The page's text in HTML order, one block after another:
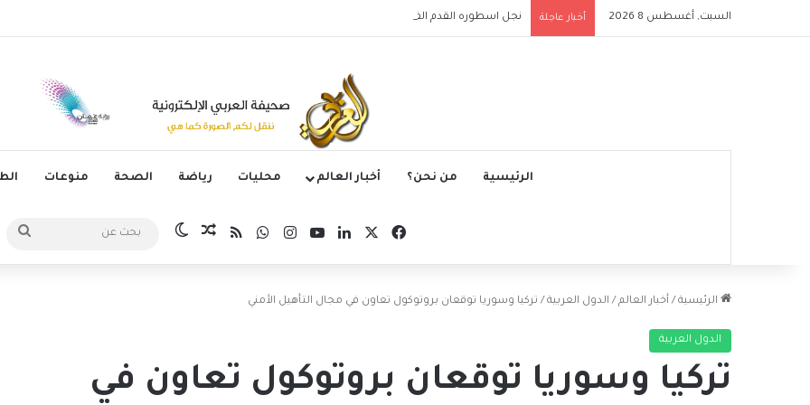
السبت, أغسطس 8 2026 أخبار عاجلة نجل اسطوره القدم الفرنسيه زيدان لوكا يتعاقد مع نادي ليغانيس
الرئيسية من نحن؟ أخبار العالم محليات رياضة الصحة منوعات
فيسبوكلينكدإن‫YouTubeانستقرام
واتسابملخص الموقع RSS
مقال عشوائي
الوضع المظلم
عن
الرئيسية / أخبار العالم / الدول العربية / تركيا وسوريا توقعان بروتوكول تعاون في مجال التأهيل الأمني
الدول العربية
تركيا وسوريا توقعان بروتوكول تعاون في